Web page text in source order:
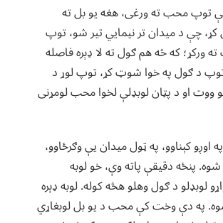
توپ محب ته ورغی، هغه یو بل ته
چې د میدان تر نیمایي تیر شو، توپ
ورکړ؛ که څه هم ګول ته لا ډېره فاصله
د ګول په خوا شوټ کړ، توپ لوړ د
ووت او د پټان لوبډلې لخوا محب لومړنی
اوږو کېناوو، په ټول میدان یې وګرځاوو،
شوه. پنځه دقیقې پاته وې، خو لوبه
لوبډلو د ګول وهلو هڅه کوله. لوبه ډېره
په دې وخت کې محب د یو بل لوبغاړي